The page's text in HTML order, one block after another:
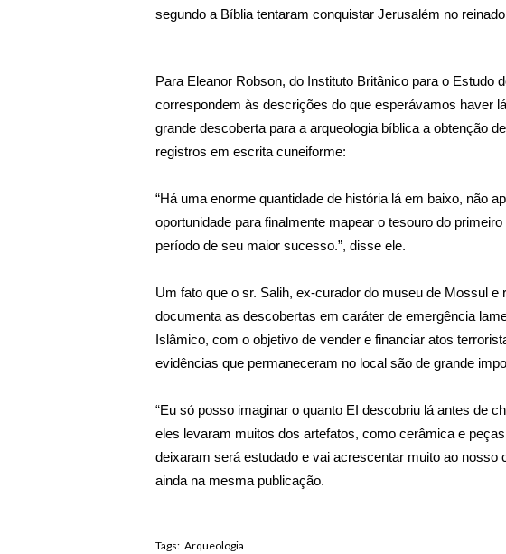
segundo a Bíblia tentaram conquistar Jerusalém no
Para Eleanor Robson, do Instituto Britânico para o Estudo
correspondem às descrições do que esperávamos haver
grande descoberta para a arqueologia bíblica a obtenção
registros em escrita cuneiforme:
“Há uma enorme quantidade de história lá em baixo, não
oportunidade para finalmente mapear o tesouro do
período de seu maior sucesso.”, disse ele.
Um fato que o sr. Salih, ex-curador do museu de Mossul e
documenta as descobertas em caráter de emergência
Islâmico, com o objetivo de vender e financiar atos
evidências que permaneceram no local são de grande
“Eu só posso imaginar o quanto EI descobriu lá antes de
eles levaram muitos dos artefatos, como cerâmica e
deixaram será estudado e vai acrescentar muito ao nosso
ainda na mesma publicação.
Tags: Arqueologia